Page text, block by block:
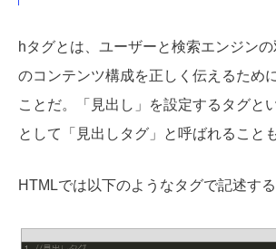
hタグとは、ユーザーと検索エンジン
のコンテンツ構成を正しく伝えるため
ことだ。「見出し」を設定するタグと
として「見出しタグ」と呼ばれること
HTMLでは以下のようなタグで記述する